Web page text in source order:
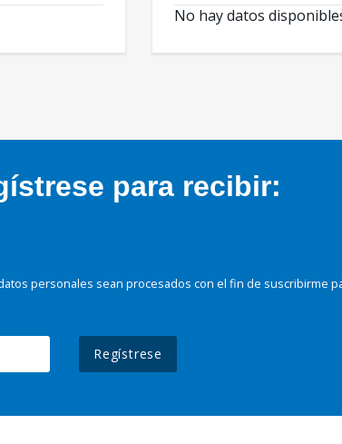
No hay datos
para recibir:
personales sean procesados con el fin de suscribirme
Regístrese